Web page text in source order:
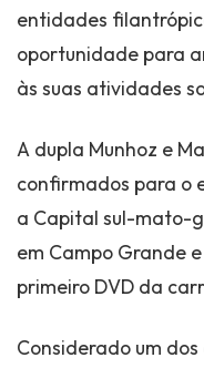
entidades
oportunidade para
às suas atividades
A dupla Munhoz e
confirmados para o
a Capital sul-mato-
em Campo Grande
primeiro DVD da
Considerado um